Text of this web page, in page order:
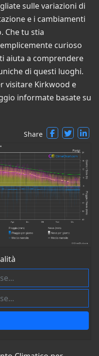
sulle variazioni di
e i cambiamenti
Che tu stia
curioso
aiuta a comprendere
di questi luoghi.
visitare Kirkwood e
informate basate su
Share